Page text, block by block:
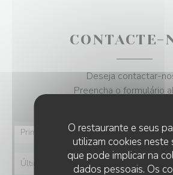
O restaurante e seus
utilizam cookies neste
que pode implicar na
dados pessoais. Os
CONTACTE-
Deseja contactar-
Preencha o formulário